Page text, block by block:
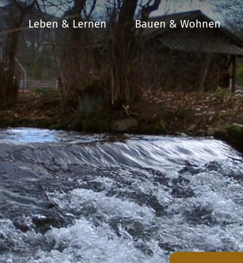
Leben & Lernen Bauen & Wohnen